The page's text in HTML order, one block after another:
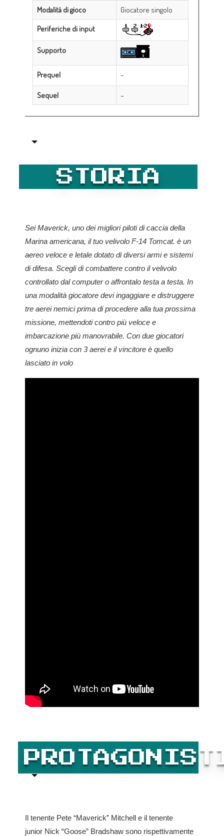
Modalità di gioco
Giocatore singolo
Periferiche di input
Supporto
Prequel –
Sequel –
STORIA
Sei Maverick, uno dei migliori piloti di caccia della
Marina americana, il tuo velivolo F-14 Tomcat. è un
aereo veloce e letale dotato di diversi armi e sistemi
di difesa. Scegli di combattere contro il velivolo
controllato dal computer o affrontalo testa a testa. In
una modalità giocatore devi ingaggiare e distruggere
tre aerei nemici prima di procedere alla tua prossima
missione, mettendoti contro più veloce e
imbarcazione più manovrabile. Con due giocatori
ognuno inizia con 3 aerei e il vincitore è quello
lasciato in volo
Il tenente Pete “Maverick” Mitchell e il tenente
junior Nick “Goose” Bradshaw sono rispettivamente